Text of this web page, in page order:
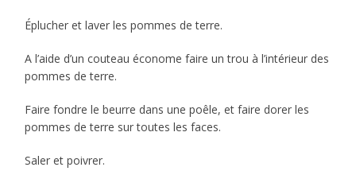
Éplucher et laver les pommes de terre.
A l’aide d’un couteau économe faire un trou à l’intérieur des
pommes de terre.
Faire fondre le beurre dans une poêle, et faire dorer les
pommes de terre sur toutes les faces.
Saler et poivrer.